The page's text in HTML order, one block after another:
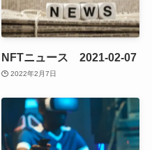
NFTニュース 2021-02-07
2022年2月7日